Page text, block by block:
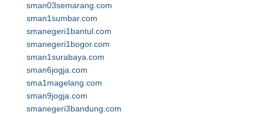
sman03semarang.com
sman1sumbar.com
smanegeri1bantul.com
smanegeri1bogor.com
sman1surabaya.com
sman6jogja.com
sma1magelang.com
sman9jogja.com
smanegeri3bandung.com